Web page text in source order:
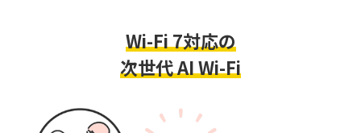
Wi-Fi 7対応の
次世代 AI Wi-Fi